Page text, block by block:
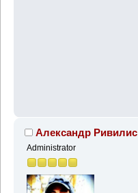
Александр Ривилис
Administrator